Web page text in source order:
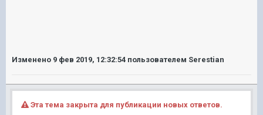
Изменено 9 фев 2019, 12:32:54 пользователем Serestian
Эта тема закрыта для публикации новых ответов.